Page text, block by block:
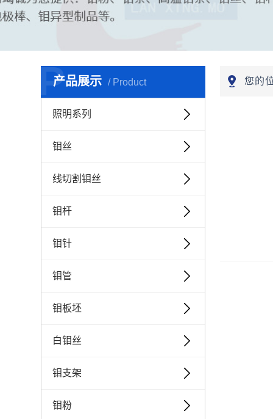
产品展示 / Product
P
照明系列
钼丝
线切割钼丝
钼杆
钼针
钼管
钼板坯
白钼丝
钼支架
钼粉
您的